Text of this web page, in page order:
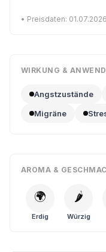
• Preisdaten:
WIRKUNG &
Angstzustände
Migräne
AROMA &
🌍
Erdig
🌶️
Würzig